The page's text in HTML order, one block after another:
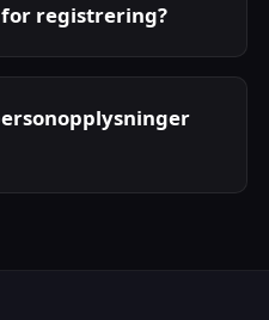
registrering?